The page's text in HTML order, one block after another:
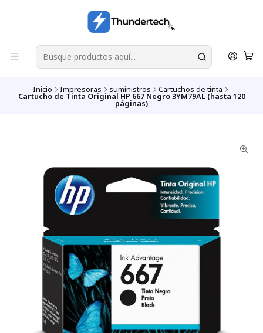
Inicio Impresoras suministros Cartuchos de tinta
Cartucho de Tinta Original HP 667 Negro 3YM79AL (hasta 120
páginas)